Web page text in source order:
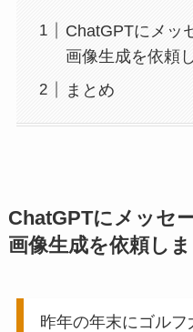
ChatGPTにメッ
画像生成を依頼
まとめ
ChatGPTにメッセ
画像生成を依頼し
昨年の年末にゴル